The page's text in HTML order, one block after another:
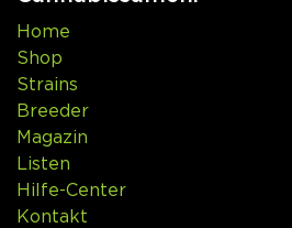
Home
Shop
Strains
Breeder
Magazin
Listen
Hilfe-Center
Kontakt